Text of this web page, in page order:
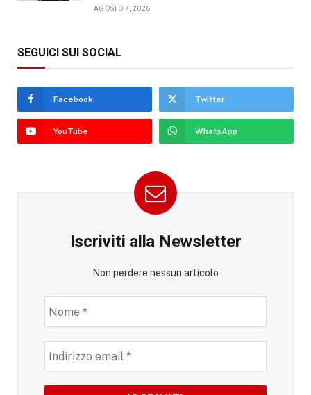
AGOSTO 7, 2026
SEGUICI SUI SOCIAL
Facebook Twitter
YouTube WhatsApp
Iscriviti alla Newsletter
Non perdere nessun articolo